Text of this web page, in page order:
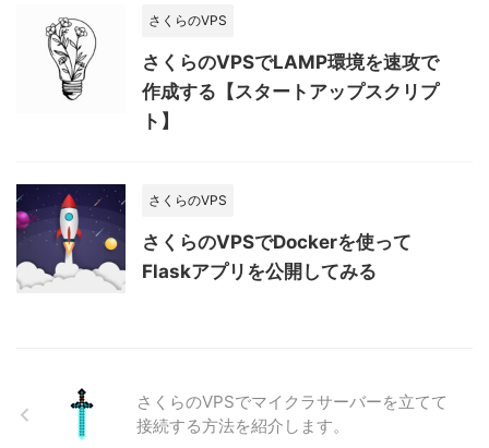
さくらのVPS
さくらのVPSでLAMP環境を速攻で
作成する【スタートアップスクリプ
ト】
さくらのVPS
さくらのVPSでDockerを使って
Flaskアプリを公開してみる
さくらのVPSでマイクラサーバーを立てて
接続する方法を紹介します。